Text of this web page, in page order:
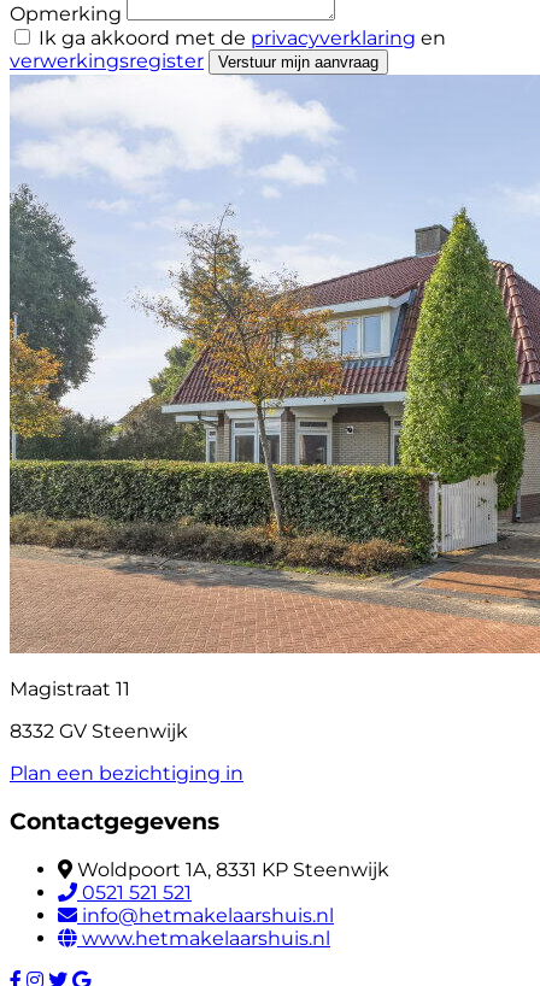
Opmerking
Ik ga akkoord met de privacyverklaring en
verwerkingsregister
Verstuur mijn aanvraag
Magistraat 11
8332 GV Steenwijk
Plan een bezichtiging in
Contactgegevens
Woldpoort 1A, 8331 KP Steenwijk
0521 521 521
info@hetmakelaarshuis.nl
www.hetmakelaarshuis.nl